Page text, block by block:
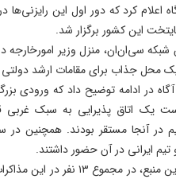
اعلام کرد که دور اول این
این کشور برگزار شد.
محل جذاب برای مقامات ارشد
آگاه در ادامه توضیح داد که ورودی
یک اتاق پذیرایی به سبک غربی
در آنجا مستقر بودند. همچنین
ایرانی در آن حضور داشتند.